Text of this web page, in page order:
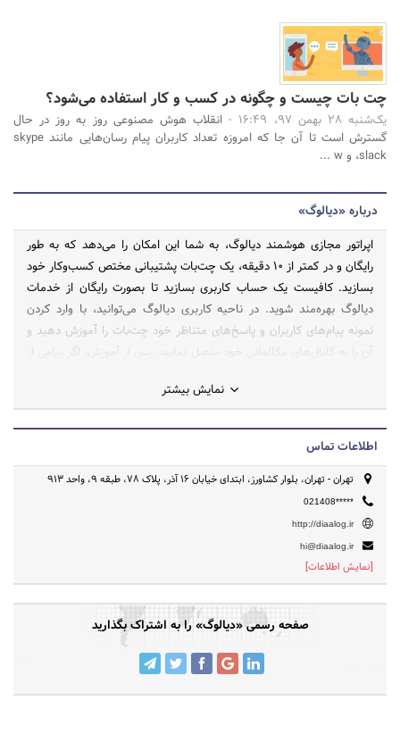
چت بات چیست و چگونه در کسب و کار استفاده می‌شود؟
یک‌شنبه 28 بهمن 97، 16:49 -
انقلاب هوش مصنوعی روز به روز در حال
گسترش است تا آن جا که امروزه تعداد کاربران پیام رسان‌هایی مانند skype
،slack و w ...
درباره «دیالوگ»
اپراتور مجازی هوشمند دیالوگ، به شما این امکان را می‌دهد که به طور
رایگان و در کمتر از ۱۰ دقیقه، یک چت‌بات پشتیبانی مختص کسب‌وکار خود
بسازید. کافیست یک حساب کاربری بسازید تا بصورت رایگان از خدمات
دیالوگ بهره‌مند شوید. در ناحیه کاربری دیالوگ می‌توانید، با وارد کردن
نمونه پیام‌های کاربران و پاسخ‌های متناظر خود چت‌بات را آموزش دهید و
پاسخ ممکن برای این پیام را پیدا کرده و با کاربران به طور خودکار مکالمه
کمتر از ۱۰دقیقه به طور رایگان چت‌بات خود را بسازید و فعال کنید.برای
نمایش بیشتر
اطلاعات تماس
تهران - تهران، بلوار کشاورز، ابتدای خیابان ۱۶ آذر، پلاک ۷۸، طبقه ۹، واحد ۹۱۳
021408*****
http://diaalog.ir
hi@diaalog.ir
[نمایش اطلاعات]
صفحه رسمی «دیالوگ» را به اشتراک بگذارید